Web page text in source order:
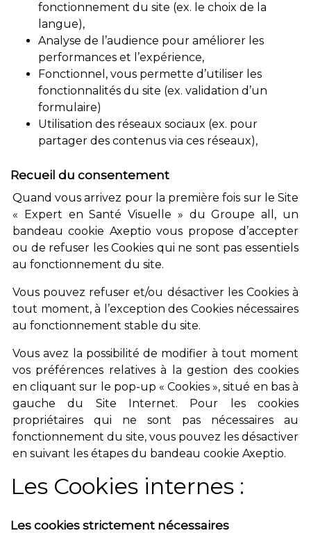
fonctionnement du site (ex. le choix de la
langue),
Analyse de l’audience pour améliorer les
performances et l’expérience,
Fonctionnel, vous permette d’utiliser les
fonctionnalités du site (ex. validation d’un
formulaire)
Utilisation des réseaux sociaux (ex. pour
partager des contenus via ces réseaux),
Recueil du consentement
Quand vous arrivez pour la première fois sur le Site
« Expert en Santé Visuelle » du Groupe all, un
bandeau cookie Axeptio vous propose d’accepter
ou de refuser les Cookies qui ne sont pas essentiels
au fonctionnement du site.
Vous pouvez refuser et/ou désactiver les Cookies à
tout moment, à l’exception des Cookies nécessaires
au fonctionnement stable du site.
Vous avez la possibilité de modifier à tout moment
vos préférences relatives à la gestion des cookies
en cliquant sur le pop-up « Cookies », situé en bas à
gauche du Site Internet. Pour les cookies
propriétaires qui ne sont pas nécessaires au
fonctionnement du site, vous pouvez les désactiver
en suivant les étapes du bandeau cookie Axeptio.
Les Cookies internes :
Les cookies strictement nécessaires